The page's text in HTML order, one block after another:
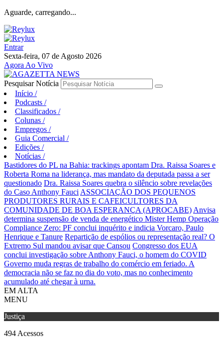
Aguarde, carregando...
Entrar
Sexta-feira, 07 de Agosto 2026
Agora Ao Vivo
Pesquisar Notícia
Início /
Podcasts /
Classificados /
Colunas /
Empregos /
Guia Comercial /
Edições /
Notícias /
Bastidores do PL na Bahia: trackings apontam Dra. Raissa Soares e
Roberta Roma na liderança, mas mandato da deputada passa a ser
questionado Dra. Raissa Soares quebra o silêncio sobre revelações
do Caso Anthony Fauci ASSOCIAÇÃO DOS PEQUENOS
PRODUTORES RURAIS E CAFEICULTORES DA
COMUNIDADE DE BOA ESPERANÇA (APROCABE) Anvisa
determina suspensão de venda de energético Mister Hemp Operação
Compliance Zero: PF conclui inquérito e indicia Vorcaro, Paulo
Henrique e Tanure Repartição de espólios ou representação real? O
Extremo Sul mandou avisar que Cansou Congresso dos EUA
conclui investigação sobre Anthony Fauci, o homem do COVID
Governo muda regras de trabalho do comércio em feriado. A
democracia não se faz no dia do voto, mas no conhecimento
acumulado até chegar à urna.
EM ALTA
MENU
Justiça
494 Acessos